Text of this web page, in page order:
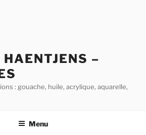
HAENTJENS –
: gouache, huile, acrylique, aquarelle,
Menu